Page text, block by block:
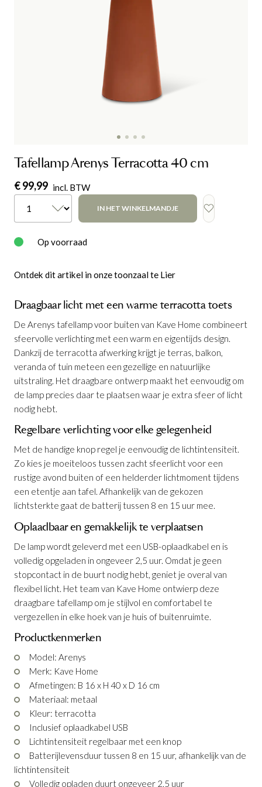
Tafellamp Arenys Terracotta 40 cm
€ 99,99 incl. BTW
IN HET WINKELMANDJE
Op voorraad
Ontdek dit artikel in onze toonzaal te Lier
Draagbaar licht met een warme terracotta toets
De Arenys tafellamp voor buiten van Kave Home combineert
sfeervolle verlichting met een warm en eigentijds design.
Dankzij de terracotta afwerking krijgt je terras, balkon,
veranda of tuin meteen een gezellige en natuurlijke
uitstraling. Het draagbare ontwerp maakt het eenvoudig om
de lamp precies daar te plaatsen waar je extra sfeer of licht
nodig hebt.
Regelbare verlichting voor elke gelegenheid
Met de handige knop regel je eenvoudig de lichtintensiteit.
Zo kies je moeiteloos tussen zacht sfeerlicht voor een
rustige avond buiten of een helderder lichtmoment tijdens
een etentje aan tafel. Afhankelijk van de gekozen
lichtsterkte gaat de batterij tussen 8 en 15 uur mee.
Oplaadbaar en gemakkelijk te verplaatsen
De lamp wordt geleverd met een USB-oplaadkabel en is
volledig opgeladen in ongeveer 2,5 uur. Omdat je geen
stopcontact in de buurt nodig hebt, geniet je overal van
flexibel licht. Het team van Kave Home ontwierp deze
draagbare tafellamp om je stijlvol en comfortabel te
vergezellen in elke hoek van je huis of buitenruimte.
Productkenmerken
Model: Arenys
Merk: Kave Home
Afmetingen: B 16 x H 40 x D 16 cm
Materiaal: metaal
Kleur: terracotta
Inclusief oplaadkabel USB
Lichtintensiteit regelbaar met een knop
Batterijlevensduur tussen 8 en 15 uur, afhankelijk van de
lichtintensiteit
Volledig opladen duurt ongeveer 2,5 uur
Tafellamp Arenys Terracotta 24.5 cmis
toegevoegd aan je winkelmandje
Tafellamp Arenys Terracotta 24.5 cm
Productnummer: G16300077806
Tafellamp Arenys Terracotta 40 cmis
toegevoegd aan je winkelmandje
Tafellamp Arenys Terracotta 40 cm
Productnummer: G16300077706